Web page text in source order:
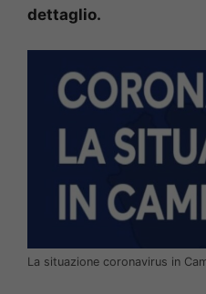
dettaglio.
La situazione coronavirus in